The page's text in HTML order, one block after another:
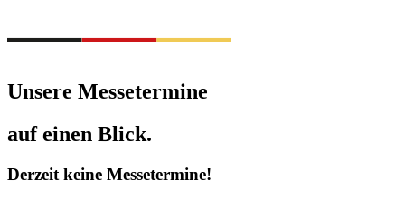
Unsere Messetermine
auf einen Blick.
Derzeit keine Messetermine!